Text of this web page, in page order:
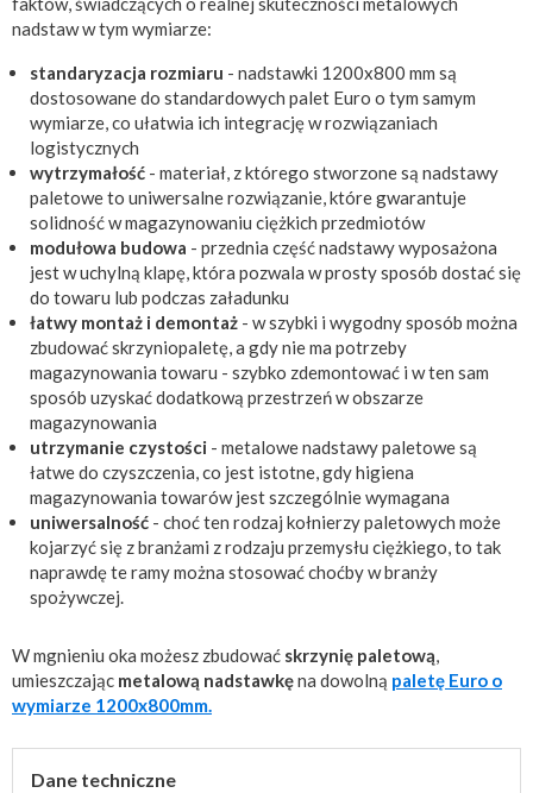
nadstaw w tym wymiarze:
standaryzacja rozmiaru - nadstawki 1200x800 mm są
dostosowane do standardowych palet Euro o tym samym
wymiarze, co ułatwia ich integrację w rozwiązaniach
logistycznych
wytrzymałość - materiał, z którego stworzone są nadstawy
paletowe to uniwersalne rozwiązanie, które gwarantuje
solidność w magazynowaniu ciężkich przedmiotów
modułowa budowa - przednia część nadstawy wyposażona
jest w uchylną klapę, która pozwala w prosty sposób dostać się
do towaru lub podczas załadunku
łatwy montaż i demontaż - w szybki i wygodny sposób można
zbudować skrzyniopaletę, a gdy nie ma potrzeby
magazynowania towaru - szybko zdemontować i w ten sam
sposób uzyskać dodatkową przestrzeń w obszarze
magazynowania
utrzymanie czystości - metalowe nadstawy paletowe są
łatwe do czyszczenia, co jest istotne, gdy higiena
magazynowania towarów jest szczególnie wymagana
uniwersalność - choć ten rodzaj kołnierzy paletowych może
kojarzyć się z branżami z rodzaju przemysłu ciężkiego, to tak
naprawdę te ramy można stosować choćby w branży
spożywczej.
W mgnieniu oka możesz zbudować skrzynię paletową,
umieszczając metalową nadstawkęna dowolną paletę Euro o
wymiarze 1200x800mm.
Dane techniczne